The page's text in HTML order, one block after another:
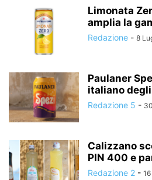
Limonata
amplia la
Redazione - 8
Paulaner
italiano
Redazione 5 -
Calizzano
PIN 400 e
Redazione 2 -